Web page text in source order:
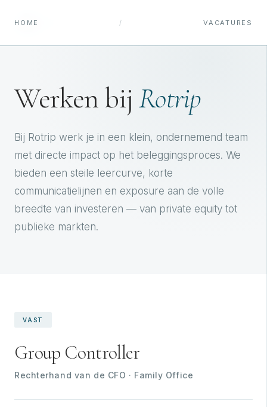
ROTRIP
HOME / VACATURES
Werken bijRotrip
Bij Rotrip werk je in een klein, ondernemend team
met directe impact op het beleggingsproces. We
bieden een steile leercurve, korte
communicatielijnen en exposure aan de volle
breedte van investeren — van private equity tot
publieke markten.
VAST
Group Controller
Rechterhand van de CFO · Family Office